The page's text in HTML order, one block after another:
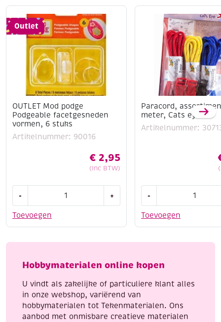
Outlet
OUTLET Mod podge
Podgeable facetgesneden
vormen, 6 stuks
Artikelnummer: 90016
€ 2,95
(Inc BTW)
Toevoegen
-
podge
vormen,
stuks
+
Paracord,
meter, Cats eye
Artikelnummer:
Toevoegen
-
3
meter,
eye
Hobbymaterialen online kopen
U vindt als zakelijke of particuliere klant alles
in onze webshop, variërend van
hobbymaterialen tot Tekenmaterialen. Ons
aanbod met onmisbare creatieve materialen